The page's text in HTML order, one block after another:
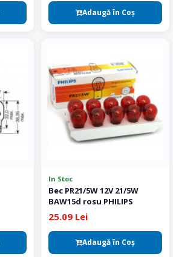
Adaugă în Coş
In Stoc
Bec PR21/5W 12V 21/5W
BAW15d rosu PHILIPS
25.09 Lei
Adaugă în Coş